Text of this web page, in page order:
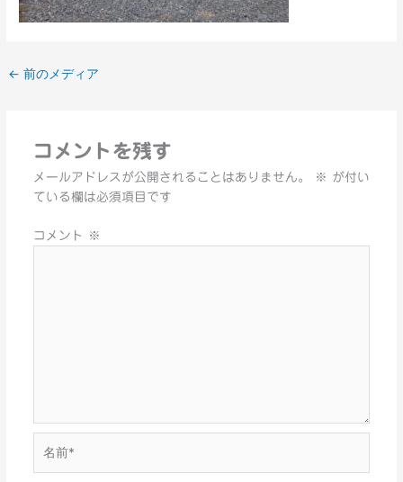
← 前のメディア
コメントを残す
メールアドレスが公開されることはありません。 ※ が付い
ている欄は必須項目です
コメント ※